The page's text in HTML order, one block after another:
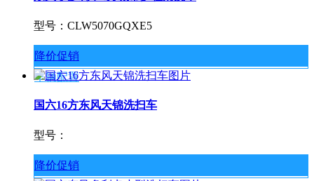
型号：CLW5070GQXE5
降价促销
车辆配置
国六16方东风天锦洗扫车
型号：
降价促销